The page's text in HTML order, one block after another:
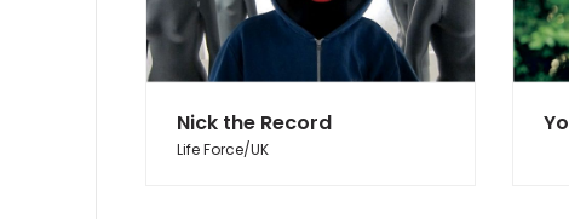
Nick the Record
Life Force/UK